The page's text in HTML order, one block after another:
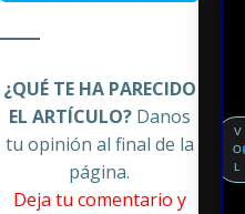
¿QUÉ TE HA PARECIDO
EL ARTÍCULO? Danos
tu opinión al final de la
página.
Deja tu comentario y
V
O
L